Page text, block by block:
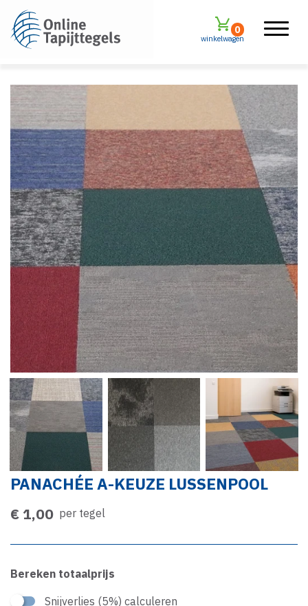
winkelwagen
0
PANACHÉE A-KEUZE LUSSENPOOL
€ 1,00 per tegel
Bereken totaalprijs
Snijverlies (5%) calculeren